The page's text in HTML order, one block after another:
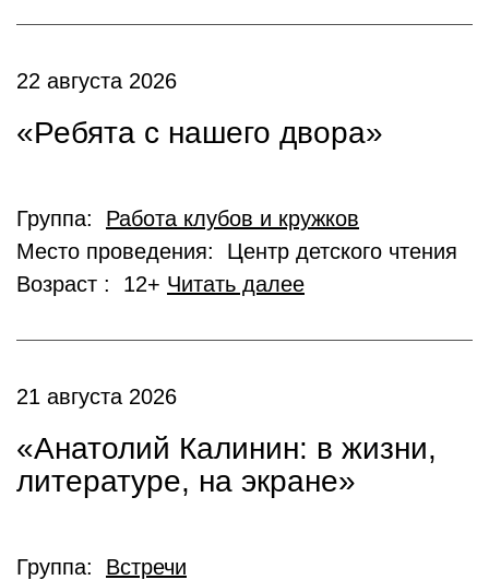
22 августа 2026
«Ребята с нашего двора»
Группа: Работа клубов и кружков
Место проведения: Центр детского чтения
Возраст : 12+ Читать далее
21 августа 2026
«Анатолий Калинин: в жизни,
литературе, на экране»
Группа: Встречи